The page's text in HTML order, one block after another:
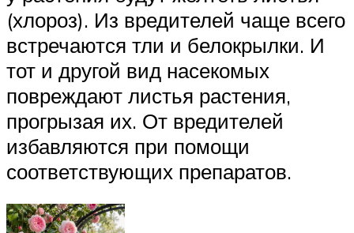
(хлороз). Из вредителей чаще всего
встречаются тли и белокрылки. И
тот и другой вид насекомых
повреждают листья растения,
прогрызая их. От вредителей
избавляются при помощи
соответствующих препаратов.